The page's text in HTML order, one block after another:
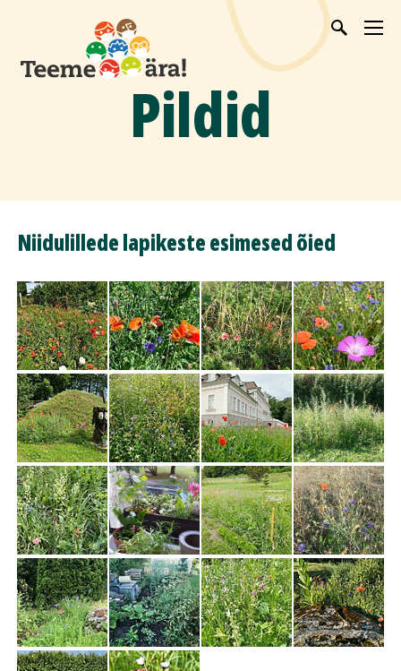
Pildid
Niidulillede lapikeste esimesed õied